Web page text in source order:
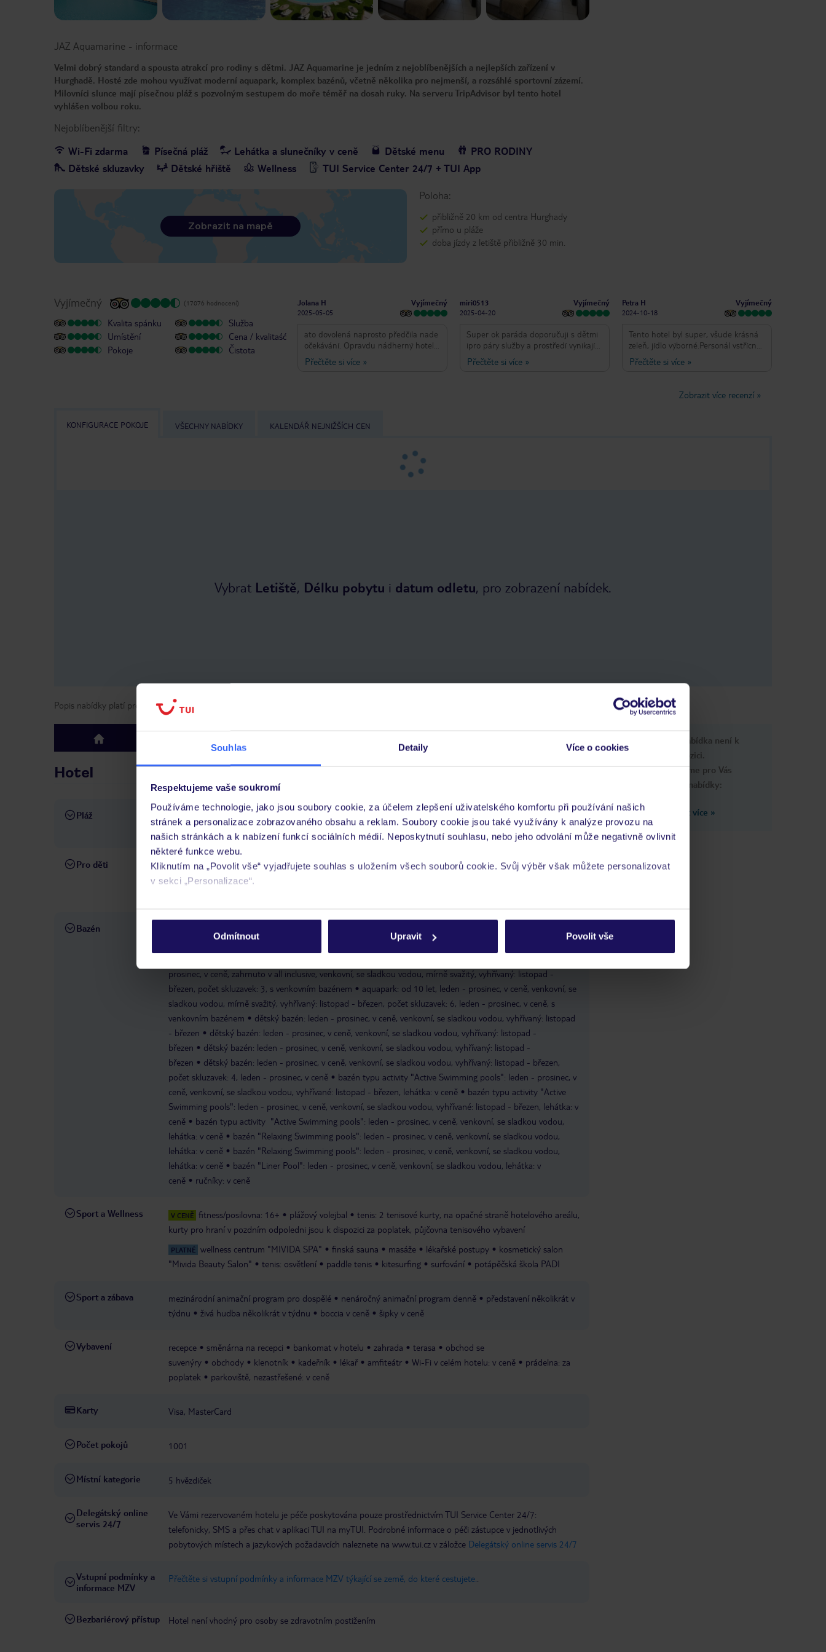
Souhlas Detaily Více o cookies
Respektujeme vaše soukromí
Používáme technologie, jako jsou soubory cookie, za účelem zlepšení uživatelského komfortu při používání našich
stránek a personalizace zobrazovaného obsahu a reklam. Soubory cookie jsou také využívány k analýze provozu na
našich stránkách a k nabízení funkcí sociálních médií. Neposkytnutí souhlasu, nebo jeho odvolání může negativně ovlivnit
některé funkce webu.
Kliknutím na „Povolit vše“ vyjadřujete souhlas s uložením všech souborů cookie. Svůj výběr však můžete personalizovat
v sekci „Personalizace“.
Podrobné informace o souborech cookie naleznete vzásadách používání souborů cookieazásadách ochrany
Odmítnout
Upravit Povolit vše
JAZ Aquamarine - informace
Velmi dobrý standard a spousta atrakcí pro rodiny s dětmi. JAZ Aquamarine je jedním z nejoblíbenějších a nejlepších zařízení v
Hurghadě. Hosté zde mohou využívat moderní aquapark, komplex bazénů, včetně několika pro nejmenší, a rozsáhlé sportovní zázemí.
Milovníci slunce mají písečnou pláž s pozvolným sestupem do moře téměř na dosah ruky. Na serveru TripAdvisor byl tento hotel
vyhlášen volbou roku.
Nejoblíbenější filtry:
Wi-Fi zdarma
Písečná pláž Lehátka a slunečníky v ceně Dětské menu
PRO RODINY
Dětské skluzavky
Dětské hřiště Wellness TUI Service Center 24/7 + TUI App
Poloha:
přibližně 20 km od centra Hurghady
přímo u pláže
doba jízdy z letiště přibližně 30 min.
Zobrazit na mapě
Vyjímečný (17076 hodnocení)
Kvalita spánku
Umístění
Pokoje
Služba
Cena / kvalitaść
Čistota
Jolana H
2025-05-05
Vyjímečný
ato dovolená naprosto předčila nade
očekávání. Opravdu nádherný hotel,
se skvělou atmosférou a úžasný
animační program se kterým jsme
udělal náš pobyt ještě krásnější 🙏🏼
nemáme co vytknout. Určitě se rádi
Přečtěte si více »
miri0513
2025-04-20
Vyjímečný
Super ok paráda doporučuji s dětmi
ipro páry služby a prostředí vynikající
Přečtěte si více»
Petra H
2024-10-18
Vyjímečný
Tento hotel byl super, všude krásná
zeleň, jídlo výborné.Personál vstřícný,
milý a ochotný.Animátoři super😀
Týden nestačí,aby si člověk užil vše co
zóny,podle toho co chcete dělat. Zóny
pro děti, taneční, cvičební i relaxační
Přečtěte si více»
Zobrazit více recenzí»
KONFIGURACE POKOJE VŠECHNY NABÍDKY KALENDÁŘ NEJNIŽŠÍCH CEN
Vybrat Letiště, Délku pobytu i datum odletu, pro zobrazení nabídek.
Popis nabídky platí pro odlety od 1 května 2026
top
Hotel
Pláž přímo u pláže soukromý pozvolný vstup do moře tmavý písek
doporučená obuv do
vody
lehátka v ceně slunečníky v ceně plážové osušky v ceně
Pro děti
dětský bazén: 2-10 let, v závislosti na povětrnostních podmínkách, v ceně, venkovní, se sladkou
vodou
vysoké židličky pro děti
Bazén
bazén "Relaxing Swimming pools": leden – prosinec, v ceně, venkovní, se sladkou vodou,
bazén "Relaxing Swimming pools": leden – prosinec, v ceně,
prosinec, v ceně, zahrnuto v all inclusive, venkovní, se sladkou vodou, mírně svažitý, vyhřívaný: listopad -
březen, počet skluzavek: 3, s venkovním bazénem
aquapark: od 10 let, leden - prosinec, v ceně, venkovní, se
sladkou vodou, mírně svažitý, vyhřívaný: listopad - březen, počet skluzavek: 6, leden - prosinec, v ceně, s
venkovním bazénem
dětský bazén: leden - prosinec, v ceně, venkovní, se sladkou vodou, vyhřívaný: listopad
- březen
dětský bazén: leden - prosinec, v ceně, venkovní, se sladkou vodou, vyhřívaný: listopad -
březen
dětský bazén: leden - prosinec, v ceně, venkovní, se sladkou vodou, vyhřívaný: listopad -
březen
dětský bazén: leden - prosinec, v ceně, venkovní, se sladkou vodou, vyhřívaný: listopad - březen,
počet skluzavek: 4, leden - prosinec, v ceně
bazén typu activity "Active Swimming pools": leden - prosinec, v
ceně, venkovní, se sladkou vodou, vyhřívané: listopad - březen, lehátka: v ceně
bazén typu activity "Active
Swimming pools": leden - prosinec, v ceně, venkovní, se sladkou vodou, vyhřívané: listopad - březen, lehátka: v
ceně
bazén typu activity "Active Swimming pools": leden - prosinec, v ceně, venkovní, se sladkou vodou,
lehátka: v ceně
bazén "Relaxing Swimming pools": leden - prosinec, v ceně, venkovní, se sladkou vodou,
lehátka: v ceně
bazén "Relaxing Swimming pools": leden - prosinec, v ceně, venkovní, se sladkou vodou,
lehátka: v ceně
bazén "Liner Pool": leden - prosinec, v ceně, venkovní, se sladkou vodou, lehátka: v
ceně
ručníky: v ceně
Sport a Wellness V CENĚ fitness/posilovna: 16+ plážový volejbal
tenis: 2 tenisové kurty, na opačné straně hotelového areálu,
kurty pro hraní v pozdním odpoledni jsou k dispozici za poplatek, půjčovna tenisového vybavení
PLATNÉ wellness centrum "MIVIDA SPA" finská sauna masáže lékařské postupy
kosmetický salon
"Mivida Beauty Salon"
tenis: osvětlení paddle tenis kitesurfing surfování potápěčská škola PADI
Sport a zábava mezinárodní animační program pro dospělé nenáročný animační program denně
představení několikrát v
týdnu
živá hudba několikrát v týdnu boccia v ceně šipky v ceně
Vybavení recepce směnárna na recepci bankomat v hotelu zahrada terasa
obchod se
suvenýry
obchody klenotník kadeřník lékař amfiteátr Wi-Fi v celém hotelu: v ceně
prádelna: za
poplatek
parkoviště, nezastřešené: v ceně
Karty Visa, MasterCard
Počet pokojů 1001
Místní kategorie 5 hvězdiček
Delegátský online
servis 24/7
Ve Vámi rezervovaném hotelu je péče poskytována pouze prostřednictvím TUI Service Center 24/7:
telefonicky, SMS a přes chat v aplikaci TUI na myTUI. Podrobné informace o péči zástupce v jednotlivých
pobytových místech a jazykových požadavcích naleznete na www.tui.cz v záložce Delegátský online servis 24/7
Vstupní podmínky a
informace MZV
Přečtěte si vstupní podmínky a informace MZV týkající se země, do které cestujete.
Bezbariérový přístup Hotel není vhodný pro osoby se zdravotním postižením
Upsss, tato nabídka není k
dispozici.
Připravili jsme pro Vás
podobné nabídky:
Zobrazit více »